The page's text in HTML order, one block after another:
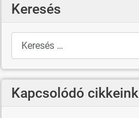
Keresés
Keresés
Kapcsolódó cikkeink